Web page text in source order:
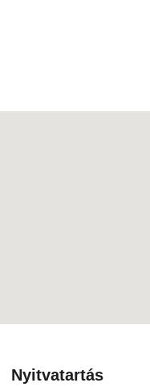
Nyitvatartás